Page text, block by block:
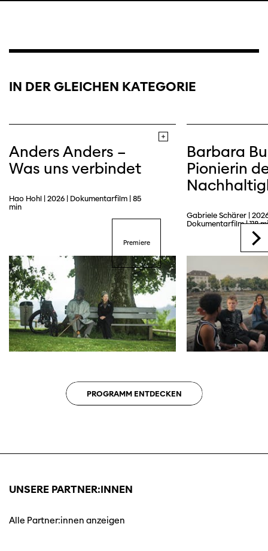
IN DER GLEICHEN KATEGORIE
PROGRAMM ENTDECKEN
Anders Anders –
Was uns verbindet
Hao Hohl | 2026 | Dokumentarfilm | 85
min
Premiere
Barbara
Pionierin
Gabriele Schärer |
Dokumentarfilm | 118
UNSERE PARTNER:INNEN
Alle Partner:innen anzeigen